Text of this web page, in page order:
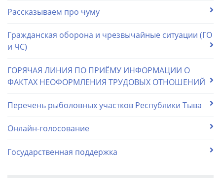
Рассказываем про чуму
Гражданская оборона и чрезвычайные ситуации (ГО
и ЧС)
ГОРЯЧАЯ ЛИНИЯ ПО ПРИЁМУ ИНФОРМАЦИИ О
ФАКТАХ НЕОФОРМЛЕНИЯ ТРУДОВЫХ ОТНОШЕНИЙ
Перечень рыболовных участков Республики Тыва
Онлайн-голосование
Государственная поддержка